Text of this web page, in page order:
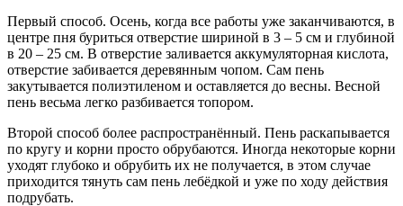
Первый способ. Осень, когда все работы уже заканчиваются, в
центре пня буриться отверстие шириной в 3 – 5 см и глубиной
в 20 – 25 см. В отверстие заливается аккумуляторная кислота,
отверстие забивается деревянным чопом. Сам пень
закутывается полиэтиленом и оставляется до весны. Весной
пень весьма легко разбивается топором.
Второй способ более распространённый. Пень раскапывается
по кругу и корни просто обрубаются. Иногда некоторые корни
уходят глубоко и обрубить их не получается, в этом случае
приходится тянуть сам пень лебёдкой и уже по ходу действия
подрубать.